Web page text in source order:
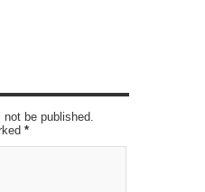
be published.
*